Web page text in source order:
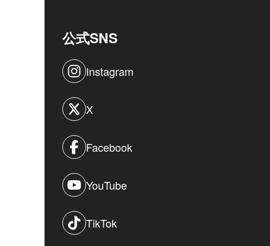
公式SNS
Instagram
X
Facebook
YouTube
TikTok